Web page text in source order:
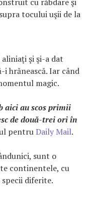
tocului uşii de la
şi şi-a dat
i hrănească. Iar când
magic.
aici au scos primii
de două-trei ori în
pentruDaily Mail.
sunt o
continentele, cu
diferite.